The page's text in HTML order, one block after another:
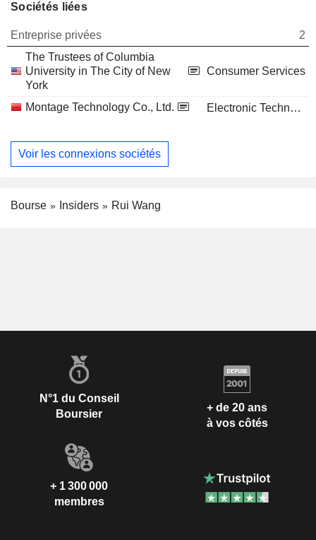
Sociétés liées
Entreprise privées
2
The Trustees of Columbia
University in The City of New
York
Consumer Services
Montage Technology Co., Ltd. Electronic Technology
Voir les connexions sociétés
Bourse Insiders Rui Wang
N°1 du Conseil
Boursier
+ de 20 ans
à vos côtés
+ 1 300 000
membres